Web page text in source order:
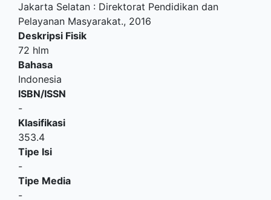
Jakarta Selatan : Direktorat Pendidikan dan
Pelayanan Masyarakat., 2016
Deskripsi Fisik
72 hlm
Bahasa
Indonesia
ISBN/ISSN
-
Klasifikasi
353.4
Tipe Isi
-
Tipe Media
-